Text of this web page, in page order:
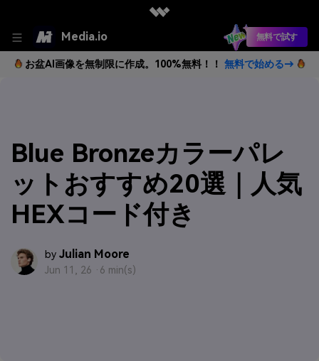
Media.io 無料で試す
お盆AI画像を無制限に作成。100%無料！！ 無料で始める→
Blue Bronzeカラーパレ
ットおすすめ20選｜人気
HEXコード付き
by Julian Moore
Jun 11, 26 · 6 min(s)